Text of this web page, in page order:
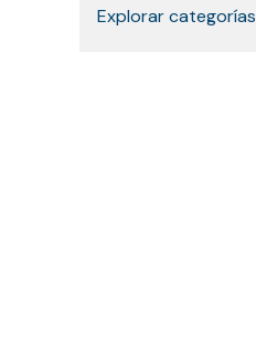
Explorar categorías